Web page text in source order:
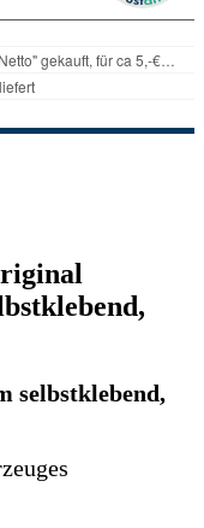
selbstklebend,